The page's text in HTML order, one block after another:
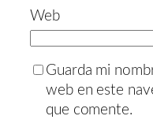
Web
Guarda mi
web en este
que comente.